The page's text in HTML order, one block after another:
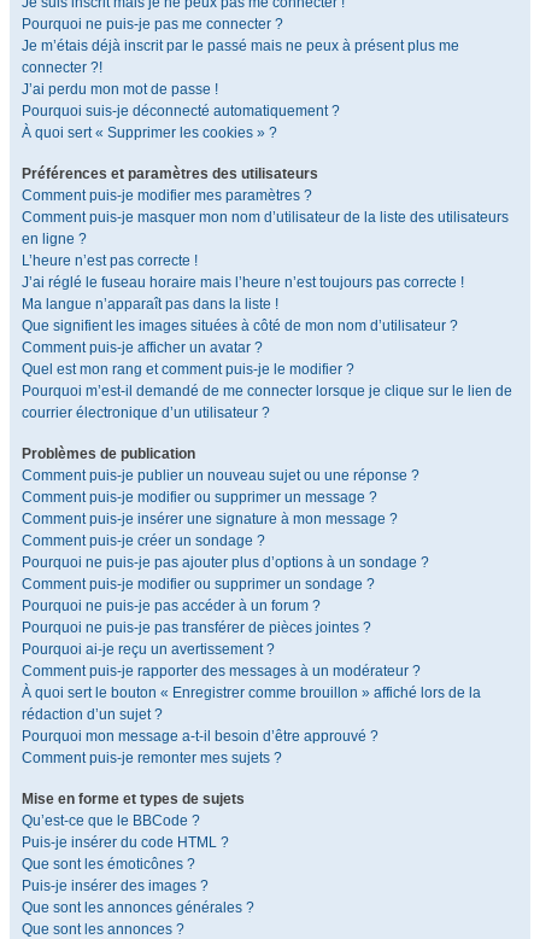
Pourquoi ne puis-je pas me connecter ?
Je m’étais déjà inscrit par le passé mais ne peux à présent plus me
connecter ?!
J’ai perdu mon mot de passe !
Pourquoi suis-je déconnecté automatiquement ?
À quoi sert « Supprimer les cookies » ?
Préférences et paramètres des utilisateurs
Comment puis-je modifier mes paramètres ?
Comment puis-je masquer mon nom d’utilisateur de la liste des utilisateurs
en ligne ?
L’heure n’est pas correcte !
J’ai réglé le fuseau horaire mais l’heure n’est toujours pas correcte !
Ma langue n’apparaît pas dans la liste !
Que signifient les images situées à côté de mon nom d’utilisateur ?
Comment puis-je afficher un avatar ?
Quel est mon rang et comment puis-je le modifier ?
Pourquoi m’est-il demandé de me connecter lorsque je clique sur le lien de
courrier électronique d’un utilisateur ?
Problèmes de publication
Comment puis-je publier un nouveau sujet ou une réponse ?
Comment puis-je modifier ou supprimer un message ?
Comment puis-je insérer une signature à mon message ?
Comment puis-je créer un sondage ?
Pourquoi ne puis-je pas ajouter plus d’options à un sondage ?
Comment puis-je modifier ou supprimer un sondage ?
Pourquoi ne puis-je pas accéder à un forum ?
Pourquoi ne puis-je pas transférer de pièces jointes ?
Pourquoi ai-je reçu un avertissement ?
Comment puis-je rapporter des messages à un modérateur ?
À quoi sert le bouton « Enregistrer comme brouillon » affiché lors de la
rédaction d’un sujet ?
Pourquoi mon message a-t-il besoin d’être approuvé ?
Comment puis-je remonter mes sujets ?
Mise en forme et types de sujets
Qu’est-ce que le BBCode ?
Puis-je insérer du code HTML ?
Que sont les émoticônes ?
Puis-je insérer des images ?
Que sont les annonces générales ?
Que sont les annonces ?